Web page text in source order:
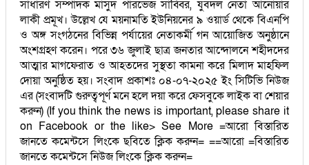
সাধারণ সম্পাদক মাসুদ পারভেজ সাব্বির, যুবদল নেতা আনোয়ার
লাকী প্রমূখ। উল্লেখ যে ময়নামতি ইউনিয়নের ৯ ওয়ার্ড থেকে বিএনপি
ও অঙ্গ সংগঠনের বিভিন্ন পর্যায়ের নেতাকর্মী গন আয়োজিত অনুষ্ঠানে
অংশগ্রহণ করেন। পরে ৩৬ জুলাই ছাত্র জনতার আন্দোলনে শহীদদের
আত্মার মাগফেরাত ও আহতদের সুস্থতা কামনা করে মিলাদ মাহফিল
দোয়া অনুষ্ঠিত হয়। সংবাদ প্রকাশঃ ০৪-০৭-২০২৫ ইং সিটিভি নিউজ
এর (সংবাদটি গুরুত্বপূর্ণ মনে হলে দয়া করে ফেসবুকে লাইক বা শেয়ার
করুন) (If you think the news is important, please share it
on Facebook or the like> See More =আরো বিস্তারিত
জানতে কমেন্টসে লিংকে ছবিতে ক্লিক করুন= ==আরো =বিস্তারিত
জানতে কমেন্টসে নিউজ লিংকে ক্লিক করুন=